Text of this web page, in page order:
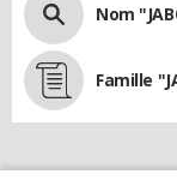
Nom
Famille